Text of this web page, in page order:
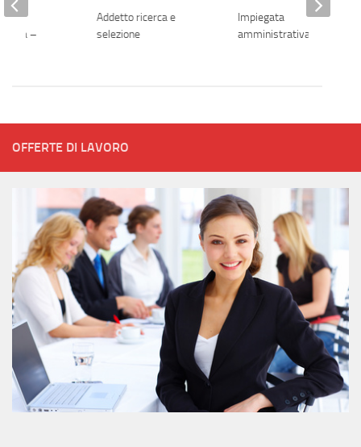
Addetto ricerca e
selezione
Impiegata
amministrativa
–
OFFERTE DI LAVORO